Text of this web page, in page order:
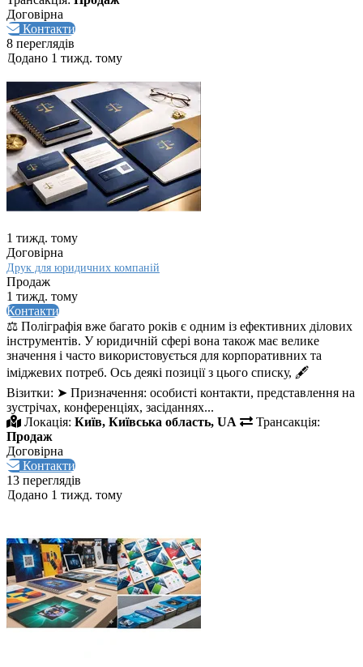
Договірна
Контакти
8 переглядів
Додано 1 тижд. тому
1 тижд. тому
Договірна
Друк для юридичних компаній
Продаж
1 тижд. тому
Контакти
⚖️ Поліграфія вже багато років є одним із ефективних ділових
інструментів. У юридичній сфері вона також має велике
значення і часто використовується для корпоративних та
іміджевих потреб. Ось деякі позиції з цього списку, 🖋️
Візитки: ➤ Призначення: особисті контакти, представлення на
зустрічах, конференціях, засіданнях...
Локація: Київ, Київська область, UA
Трансакція:
Продаж
Договірна
Контакти
13 переглядів
Додано 1 тижд. тому